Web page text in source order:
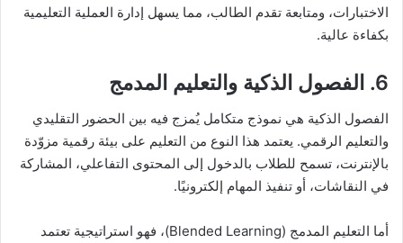
الاختبارات، ومتابعة تقدم الطالب، مما يسهل إدارة العملية التعليمية
بكفاءة عالية.
6. الفصول الذكية والتعليم المدمج
الفصول الذكية هي نموذج متكامل يُمزج فيه بين الحضور التقليدي
والتعليم الرقمي. يعتمد هذا النوع من التعليم على بيئة رقمية مزوّدة
بالإنترنت، تسمح للطلاب بالدخول إلى المحتوى التفاعلي، المشاركة
في النقاشات، أو تنفيذ المهام إلكترونيًا.
أما التعليم المدمج (Blended Learning)، فهو استراتيجية تعتمد